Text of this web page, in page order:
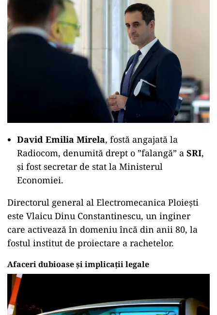
David Emilia Mirela, fostă angajată la
Radiocom, denumită drept o ”falangă” a SRI,
și fost secretar de stat la Ministerul
Economiei.
Directorul general al Electromecanica Ploiești
este Vlaicu Dinu Constantinescu, un inginer
care activează în domeniu încă din anii 80, la
fostul institut de proiectare a rachetelor.
Afaceri dubioase și implicații legale